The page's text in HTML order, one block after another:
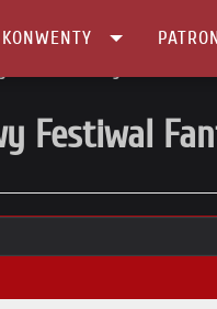
KONWENTY
Festiwal